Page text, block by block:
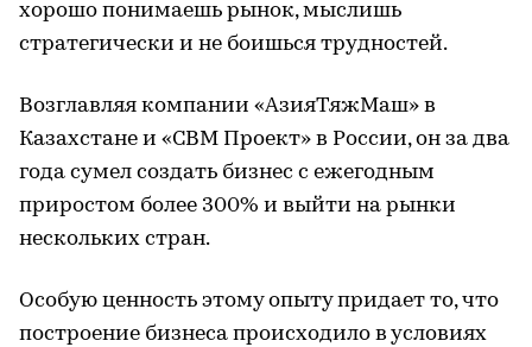
хорошо понимаешь рынок, мыслишь
стратегически и не боишься трудностей.
Возглавляя компании «АзияТяжМаш» в
Казахстане и «СВМ Проект» в России, он за два
года сумел создать бизнес с ежегодным
приростом более 300% и выйти на рынки
нескольких стран.
Особую ценность этому опыту придает то, что
построение бизнеса происходило в условиях